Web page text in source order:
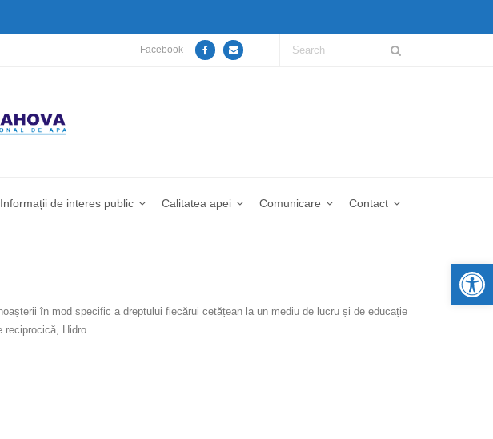
Facebook
Informații de interes public Calitatea apei Comunicare Contact
în mod specific a dreptului fiecărui cetățean la un mediu de lucru și de educație
reciprocică, Hidro